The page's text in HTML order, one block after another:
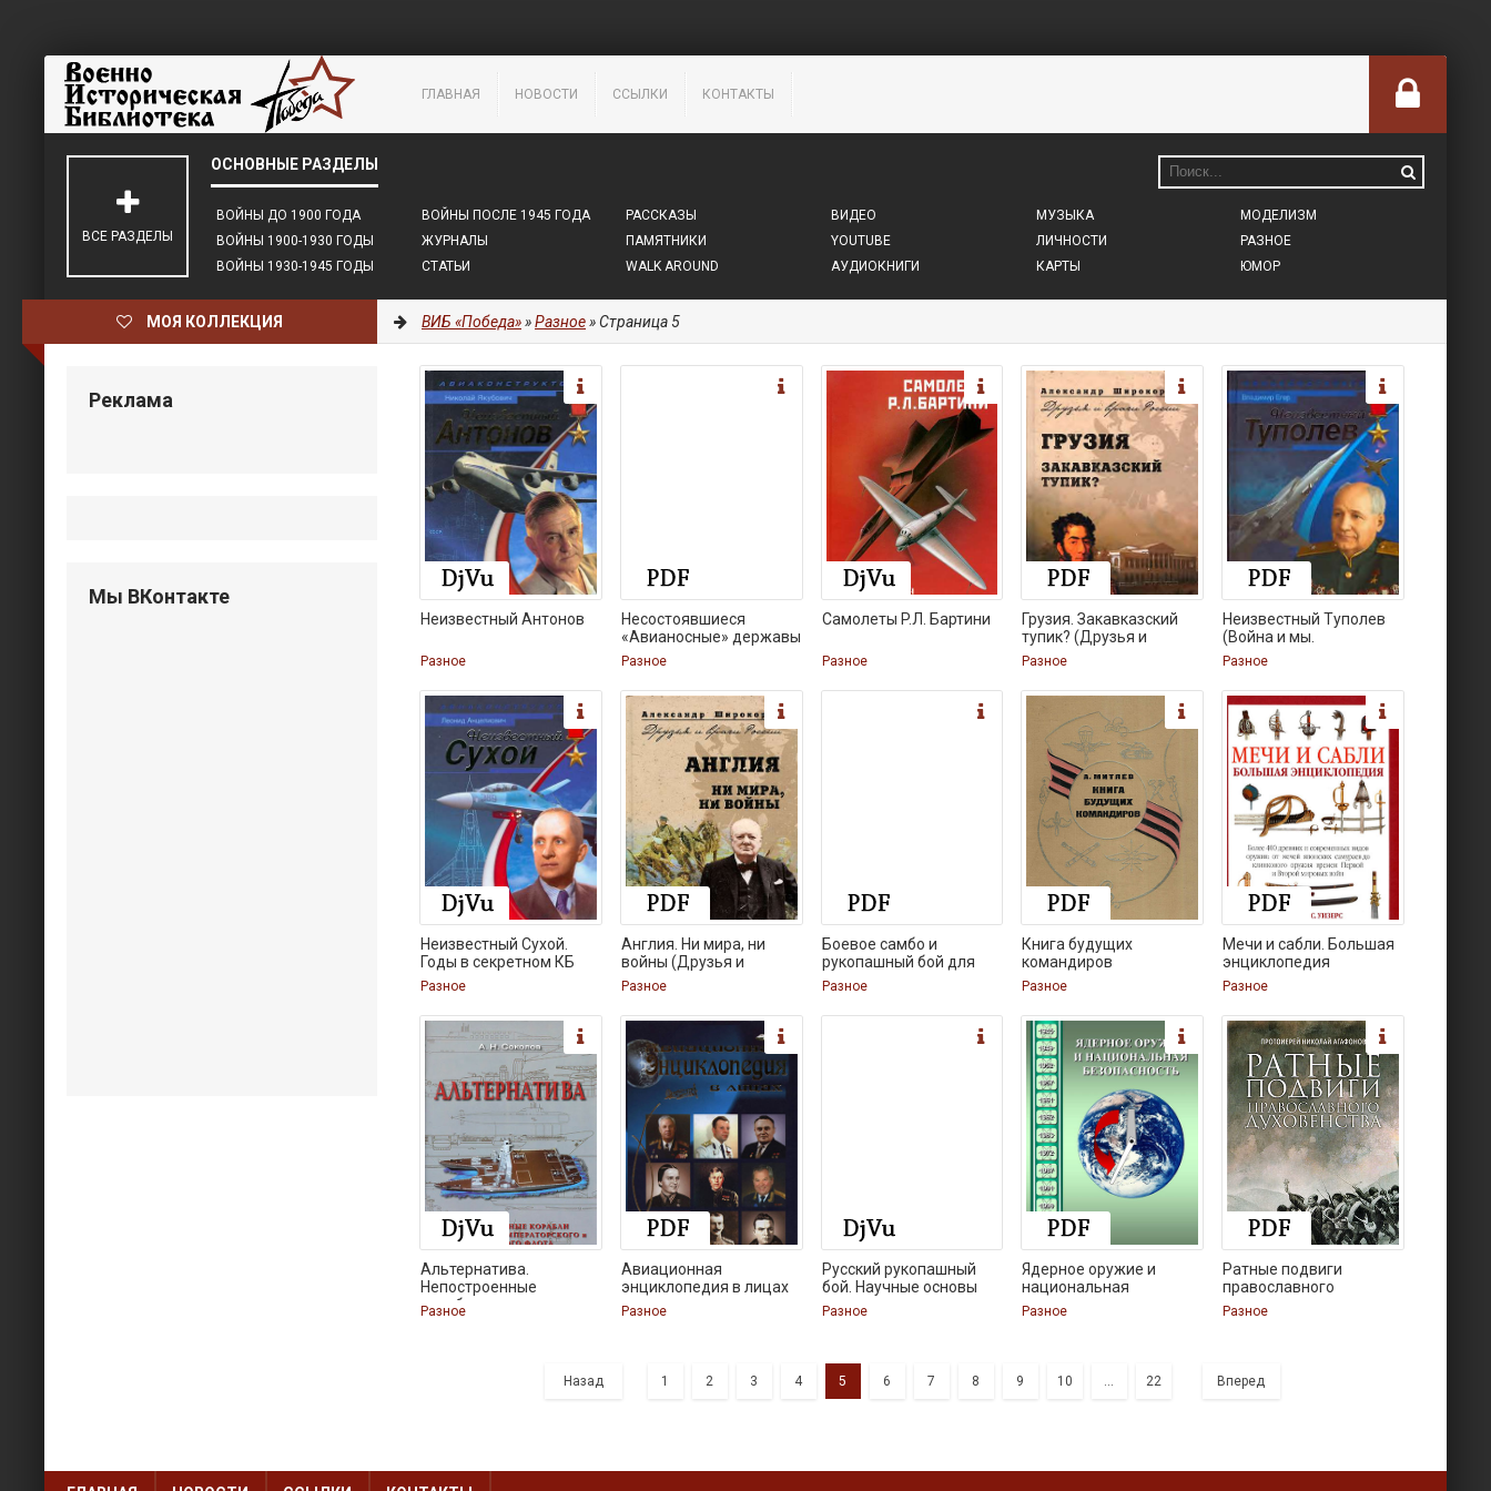
ГЛАВНАЯ НОВОСТИ ССЫЛКИ КОНТАКТЫ
ВОЙНЫ ДО 1900 ГОДА
ВОЙНЫ 1900-1930 ГОДЫ
ВОЙНЫ 1930-1945 ГОДЫ
ВОЙНЫ ПОСЛЕ 1945 ГОДА
ЖУРНАЛЫ
СТАТЬИ
РАССКАЗЫ
ПАМЯТНИКИ
WALK AROUND
ВИДЕО
YOUTUBE
АУДИОКНИГИ
МУЗЫКА
ЛИЧНОСТИ
КАРТЫ
МОДЕЛИЗМ
РАЗНОЕ
ЮМОР
ВСЕ РАЗДЕЛЫ
МОЯ КОЛЛЕКЦИЯ ВИБ «Победа»»Разное» Страница 5
Неизвестный Антонов
Разное
Несостоявшиеся
«Авианосные» державы
Разное
Самолеты P.Л. Бартини
Разное
Грузия. Закавказский
тупик? (Друзья и
Разное
Неизвестный Туполев
(Война и мы.
Разное
Неизвестный Сухой.
Годы в секретном КБ
Разное
Англия. Ни мира, ни
войны (Друзья и
Разное
Боевое самбо и
рукопашный бой для
Разное
Книга будущих
командиров
Разное
Мечи и сабли. Большая
энциклопедия
Разное
Альтернатива.
Непостроенные
корабли
Разное
Авиационная
энциклопедия в лицах
Разное
Русский рукопашный
бой. Научные основы
Разное
Ядерное оружие и
национальная
Разное
Ратные подвиги
православного
духовенства
Разное
Назад 1 2 3 4 5 6 7 8 9 10 ... 22 Вперед
Реклама
Мы ВКонтакте